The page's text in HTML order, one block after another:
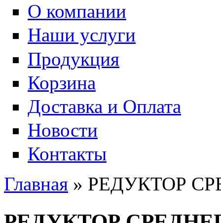
О компании
Наши услуги
Продукция
Корзина
Доставка и Оплата
Новости
Контакты
Вы здесь
Главная » РЕДУКТОР